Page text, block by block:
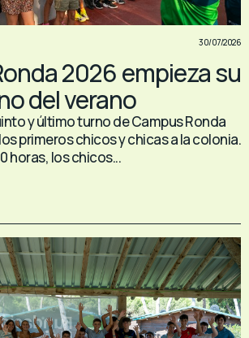
30/07/2026
2026 empieza su
del verano
y último turno de Campus Ronda
primeros chicos y chicas a la colonia.
horas, los chicos...